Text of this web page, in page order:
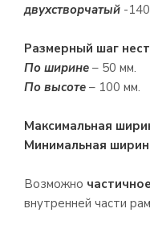
двухстворчатый -
Размерный шаг
По ширине – 50 мм.
По высоте – 100 мм.
Максимальная
Минимальная
Возможно
внутренней части